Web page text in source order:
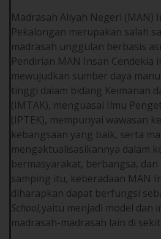
Madrasah Aliyah Negeri (MAN)
Pekalongan merupakan salah
madrasah unggulan berbasis
Pendirian MAN Insan
mewujudkan sumber daya
tinggi dalam bidang Keimanan
(IMTAK), menguasai Ilmu
(IPTEK), mempunyai wawasan
kebangsaan yang baik, serta
mengaktualisasikannya dalam
bermasyarakat, berbangsa,
samping itu, keberadaan MAN
diharapkan dapat berfungsi
School,yaitu menjadi model dan
madrasah-madrasah lain di